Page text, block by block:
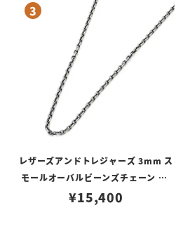
レザーズアンドトレジャーズ 3mm ス
モールオーバルビーンズチェーン w/
ロブスタークラスプ＆LTロゴプレート
¥15,400